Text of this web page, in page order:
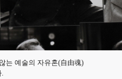
는 예술의 자유혼(自由魂)